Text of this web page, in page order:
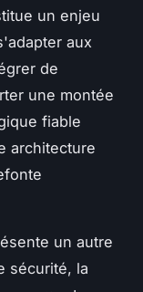
un enjeu
aux
de
une montée
fiable
architecture
un autre
sécurité, la